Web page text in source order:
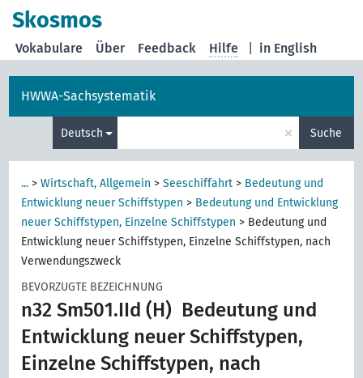
Skosmos
in English
Vokabulare Über Feedback Hilfe
HWWA-Sachsystematik
Deutsch × Suche
... >Wirtschaft, Allgemein >Seeschiffahrt > Bedeutung und
Entwicklung neuer Schiffstypen > Bedeutung und Entwicklung
neuer Schiffstypen, Einzelne Schiffstypen > Bedeutung und
Entwicklung neuer Schiffstypen, Einzelne Schiffstypen, nach
Verwendungszweck
BEVORZUGTE BEZEICHNUNG
n32 Sm501.IId (H) Bedeutung und
Entwicklung neuer Schiffstypen,
Einzelne Schiffstypen, nach